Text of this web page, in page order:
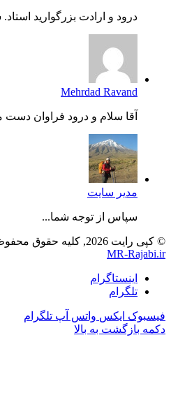
درود و ارادت بزرگوارید
Mehrdad Ravand
آقا سلام و درود فراوان دست
مدیر سایت
سپاس از توجه شما...
© کپی رایت 2026, کلیه حقوق محفوظ است |
MR-Rajabi.ir
اینستاگرام
تلگرام
فیسبوک ایکس واتس آپ تلگرام
دکمه بازگشت به بالا